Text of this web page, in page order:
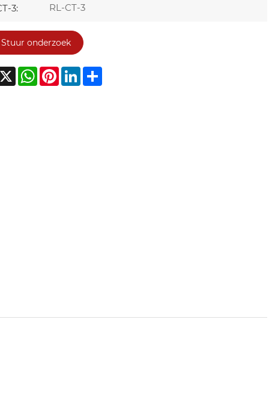
3:
RL-CT-3
Stuur onderzoek
X WhatsApp
PinterestLinkedIn
Share